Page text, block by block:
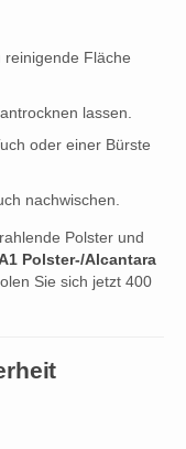
Fläche
lassen.
oder einer Bürste
nachwischen.
Polster und
Polster-/Alcantara
Sie sich jetzt 400